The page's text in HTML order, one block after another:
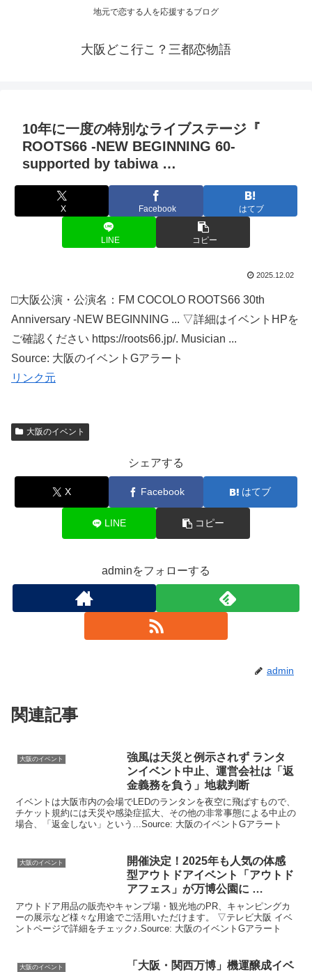
地元で恋する人を応援するブログ
大阪どこ行こ？三都恋物語
10年に一度の特別なライブステージ『
ROOTS66 -NEW BEGINNING 60-
supported by tabiwa …
X Facebook はてブ
LINE コピー
2025.12.02
□大阪公演・公演名：FM COCOLO ROOTS66 30th
Anniversary -NEW BEGINNING ... ▽詳細はイベントHPを
ご確認ください https://roots66.jp/. Musician ...
Source: 大阪のイベントGアラート
リンク元
大阪のイベント
シェアする
X Facebook はてブ
LINE コピー
adminをフォローする
admin
関連記事
大阪のイベント
強風は天災と例示されず ランタ
ンイベント 中止、運営会社は「返
金義務を負う」地裁判断
イベントは大阪市内の会場でLEDのランタンを夜空に飛ばすもので、
チケット規約には天災や感染症拡大、その他の非常事態による中止の
場合、「返金しない」という...Source: 大阪のイベントGアラート
大阪のイベント
開催決定！2025年も人気の体感
型アウトドアイベント
「アウトド
アフェス」が万博公園に …
アウトドア用品の販売やキャンプ場・観光地のPR、キャンピングカ
ーの展示など様々な用途でご活用いただけます。 ▽テレビ大阪 イベ
ントページで詳細をチェック♪.Source: 大阪のイベントGアラート
大阪のイベント 「 大阪 ・関西万博」機運醸成イベ